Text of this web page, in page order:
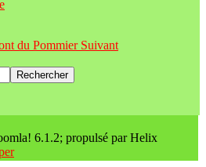
du Pommier Suivant
Rechercher
6.1.2; propulsé par Helix